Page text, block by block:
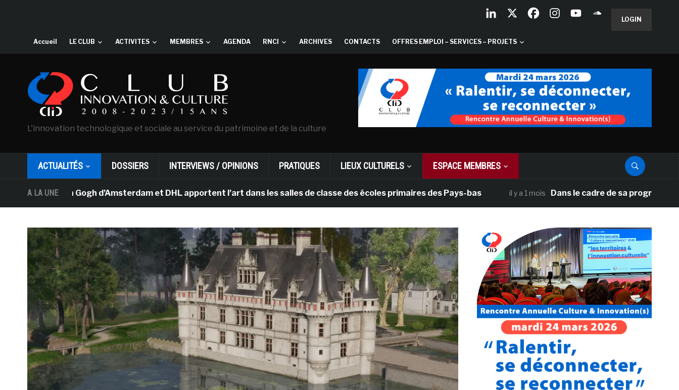
LOGIN
Accueil LE CLUB ACTIVITES MEMBRES AGENDA RNCI ARCHIVES CONTACTS OFFRES EMPLOI – SERVICES – PROJETS
L'innovation technologique et sociale au service du patrimoine et de la culture
ACTUALITÉS DOSSIERS INTERVIEWS / OPINIONS PRATIQUES LIEUX CULTURELS ESPACE MEMBRES
A LA UNE
Van Gogh d’Amsterdam et DHL apportent l’art dans les salles de classe des écoles primaires des Pays-bas il y a 1 mois Dans le cadre de sa programmation